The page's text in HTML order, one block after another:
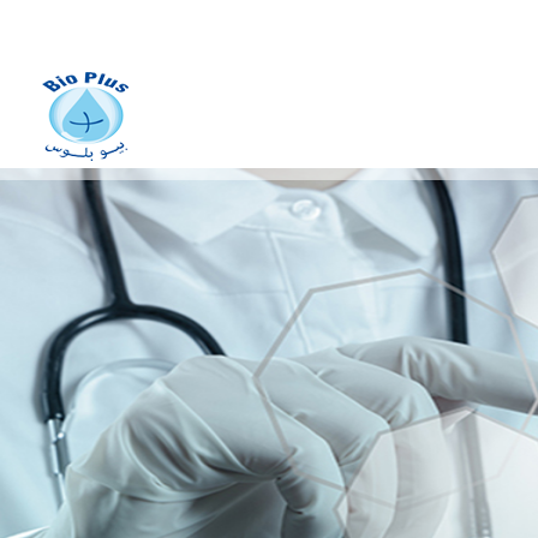
fabrication des dispositifs
médicaux